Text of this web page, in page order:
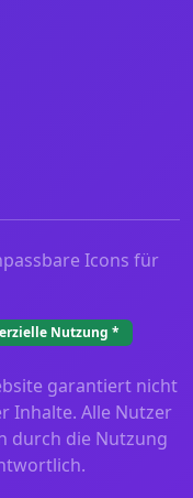
Icons für
Nutzung *
garantiert nicht
Inhalte. Alle Nutzer
durch die Nutzung